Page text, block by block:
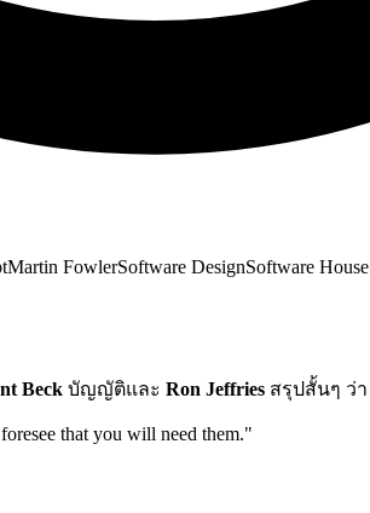
Martin FowlerSoftware DesignSoftware House
Beck บัญญัติและ Ron Jeffries สรุปสั้นๆ ว่า
that you will need them."